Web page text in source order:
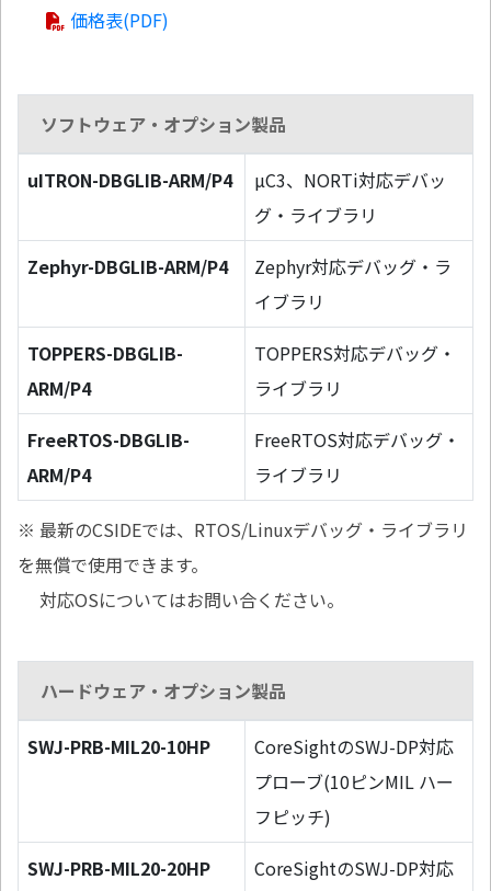
価格表(PDF)
ソフトウェア・オプション製品
uITRON-DBGLIB-ARM/P4
µC3、NORTi対応デバッ
グ・ライブラリ
Zephyr-DBGLIB-ARM/P4
Zephyr対応デバッグ・ラ
イブラリ
TOPPERS-DBGLIB-
ARM/P4
TOPPERS対応デバッグ・
ライブラリ
FreeRTOS-DBGLIB-
ARM/P4
FreeRTOS対応デバッグ・
ライブラリ
※ 最新のCSIDEでは、RTOS/Linuxデバッグ・ライブラリ
を無償で使用できます。
対応OSについてはお問い合ください。
ハードウェア・オプション製品
SWJ-PRB-MIL20-10HP
CoreSightのSWJ-DP対応
プローブ(10ピンMIL ハー
フピッチ)
SWJ-PRB-MIL20-20HP
CoreSightのSWJ-DP対応